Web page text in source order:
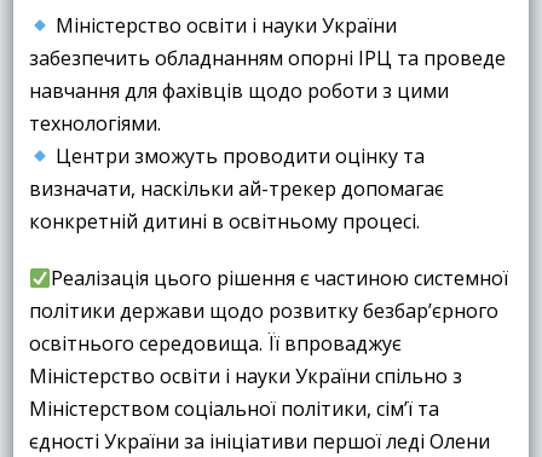
Міністерство освіти і науки України
забезпечить обладнанням опорні ІРЦ та проведе
навчання для фахівців щодо роботи з цими
технологіями.
Центри зможуть проводити оцінку та
визначати, наскільки ай-трекер допомагає
конкретній дитині в освітньому процесі.
Реалізація цього рішення є частиною системної
політики держави щодо розвитку безбар’єрного
освітнього середовища. Її впроваджує
Міністерство освіти і науки України спільно з
Міністерством соціальної політики, сім’ї та
єдності України за ініціативи першої леді Олени